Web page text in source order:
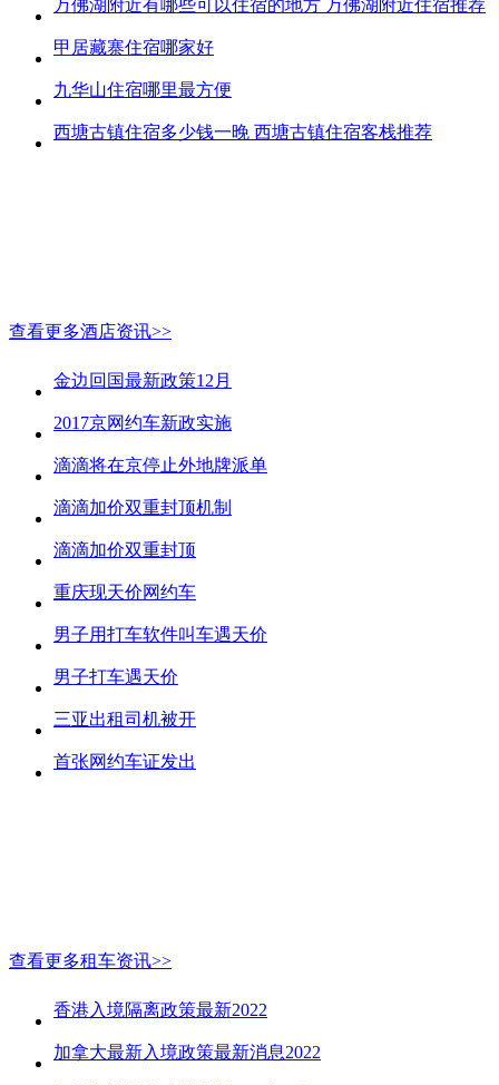
万佛湖附近有哪些可以住宿的地方 万佛湖附近住宿推荐
甲居藏寨住宿哪家好
九华山住宿哪里最方便
西塘古镇住宿多少钱一晚 西塘古镇住宿客栈推荐
查看更多酒店资讯>>
金边回国最新政策12月
2017京网约车新政实施
滴滴将在京停止外地牌派单
滴滴加价双重封顶机制
滴滴加价双重封顶
重庆现天价网约车
男子用打车软件叫车遇天价
男子打车遇天价
三亚出租司机被开
首张网约车证发出
查看更多租车资讯>>
香港入境隔离政策最新2022
加拿大最新入境政策最新消息2022